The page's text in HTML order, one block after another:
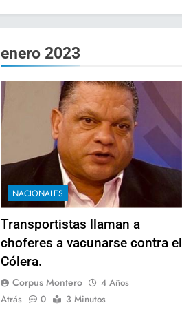
enero 2023
NACIONALES
Transportistas llaman a
choferes a vacunarse contra el
Cólera.
Corpus Montero
4 Años
Atrás
0
3 Minutos